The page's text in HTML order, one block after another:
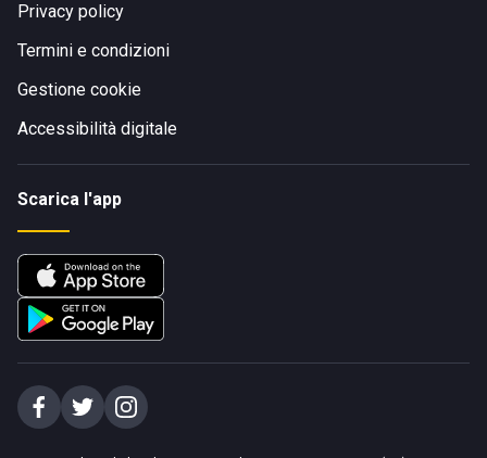
Privacy policy
Termini e condizioni
Gestione cookie
Accessibilità digitale
Scarica l'app